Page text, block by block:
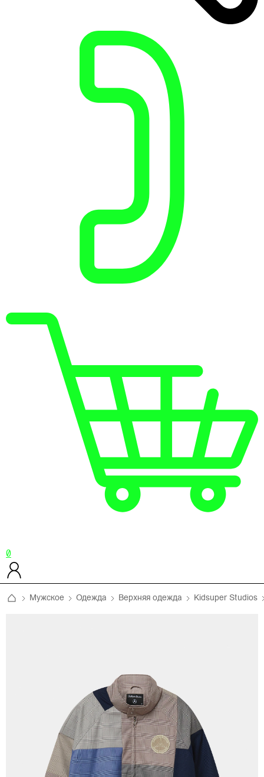
0
Мужское Одежда Верхняя одежда Kidsuper Studios